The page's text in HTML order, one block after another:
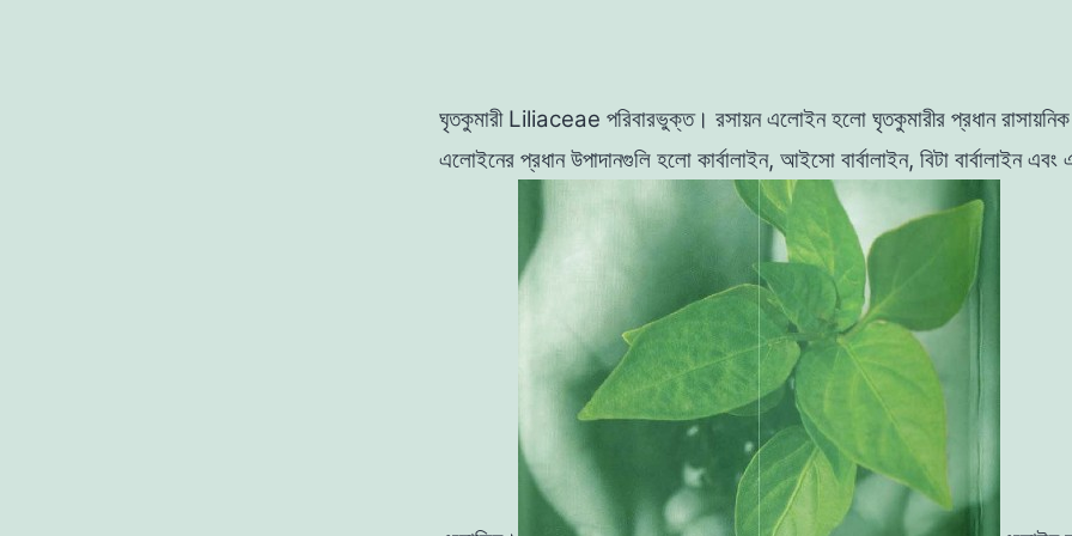
ঘৃতকুমারী Liliaceae পরিবারভুক্ত। রসায়নএলােইন হলাে ঘৃতকুমারীর প্রধান রাসায়নিক
এলােইনের প্রধানউপাদানগুলি হলাে কার্বালাইন, আইসাে বার্বালাইন, বিটা বার্বালাইনএবং